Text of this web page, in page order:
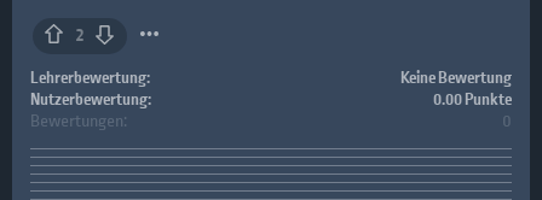
Lehrerbewertung:
Keine Bewertung
Nutzerbewertung:
0.00 Punkte
Bewertungen: 0
2